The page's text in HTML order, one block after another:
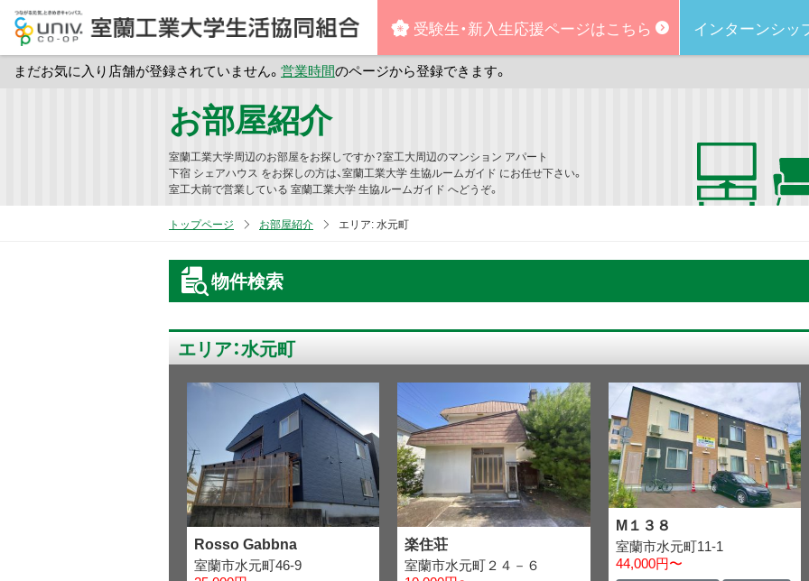
受験生・新入生応援ページはこちら インターンシッ
まだお気に入り店舗が登録されていません。 営業時間のページから登録できます。
お部屋紹介
室蘭工業大学周辺のお部屋をお探しですか？室工大周辺のマンション アパート
下宿 シェアハウス をお探しの方は、室蘭工業大学 生協ルームガイド にお任せ下さい。
室工大前で営業している 室蘭工業大学 生協ルームガイド へどうぞ。
トップページ お部屋紹介 エリア:水元町
物件検索
エリア：水元町
Rosso Gabbna
室蘭市水元町46-9
楽住荘
室蘭市水元町２４－６
M１３８
室蘭市水元町11-1
44,000円〜